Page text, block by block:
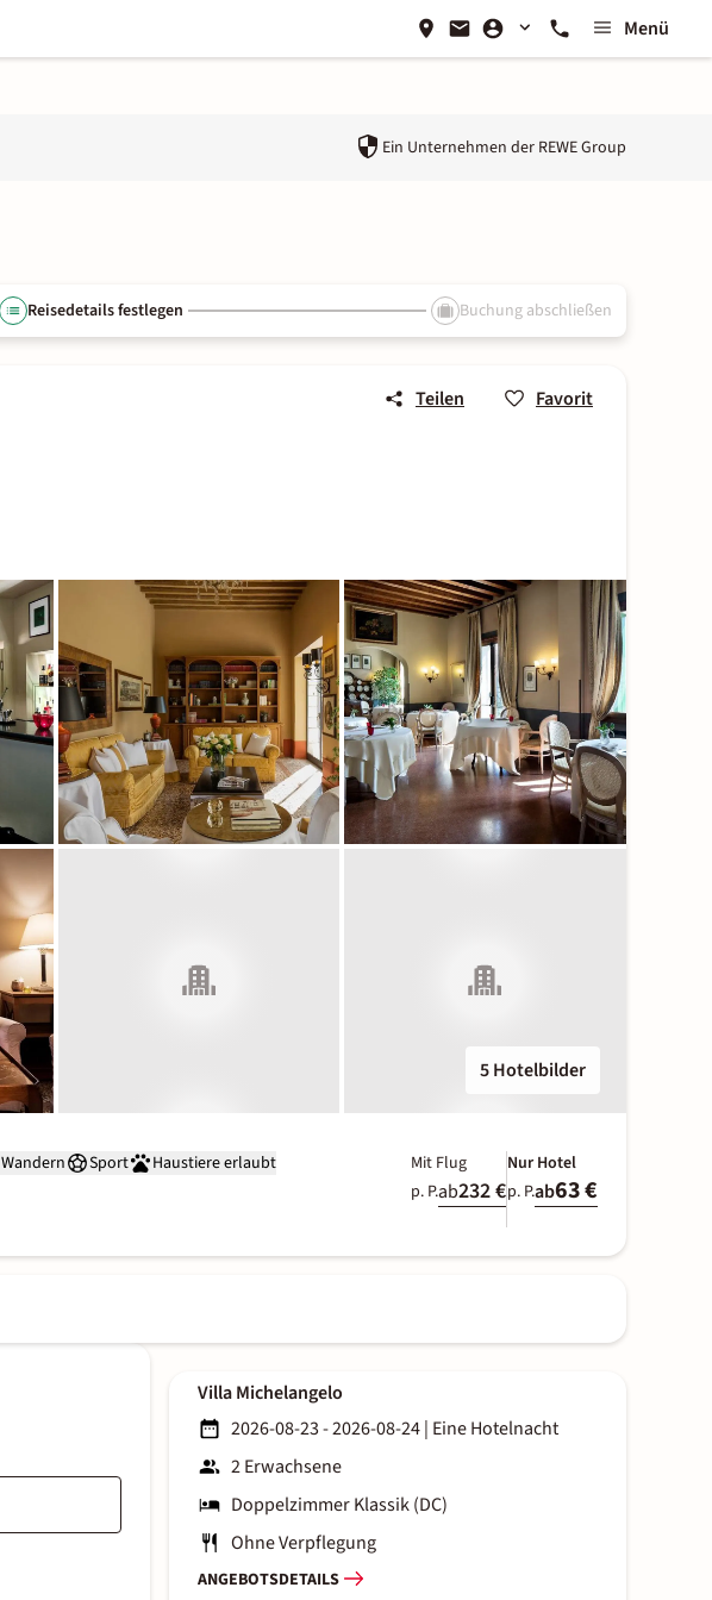
Menü
Ein Unternehmen der REWE Group
Reisedetails festlegen Buchung abschließen
Teilen Favorit
5 Hotelbilder
Wandern Sport Haustiere erlaubt
Mit Flug
p. P.ab232 €
Nur Hotel
p. P.ab63 €
Villa Michelangelo
2026-08-23 - 2026-08-24| Eine Hotelnacht
2 Erwachsene
Doppelzimmer Klassik (DC)
Ohne Verpflegung
ANGEBOTSDETAILS